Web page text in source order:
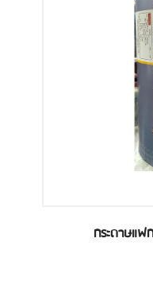
กระดาษแฟ